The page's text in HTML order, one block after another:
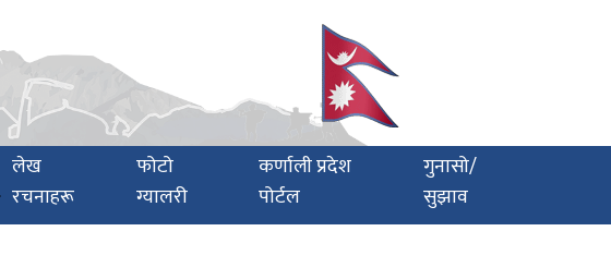
लेख
रचनाहरू
फोटो
ग्यालरी
कर्णाली प्रदेश
पोर्टल
गुनासो/
सुझाव